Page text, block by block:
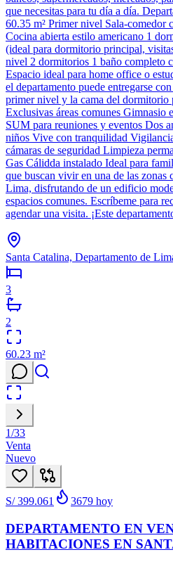
que necesitas para tu día a día.
60.35 m² Primer nivel Sala-comedor
Cocina abierta estilo americano 1
(ideal para dormitorio principal,
nivel 2 dormitorios 1 baño completo
Espacio ideal para home office o
el departamento puede entregarse
primer nivel y la cama del dormitorio
Exclusivas áreas comunes Gimnasio
SUM para reuniones y eventos Dos
niños Vive con tranquilidad
cámaras de seguridad Limpieza
Gas Cálidda instalado Ideal para
que buscan vivir en una de las zonas
Lima, disfrutando de un edificio
espacios comunes. Escríbeme para
agendar una visita. ¡Este
Santa Catalina, Departamento de
3
2
60.23 m²
1/33
Venta
Nuevo
S/ 399.061 3679 hoy
DEPARTAMENTO EN
HABITACIONES EN